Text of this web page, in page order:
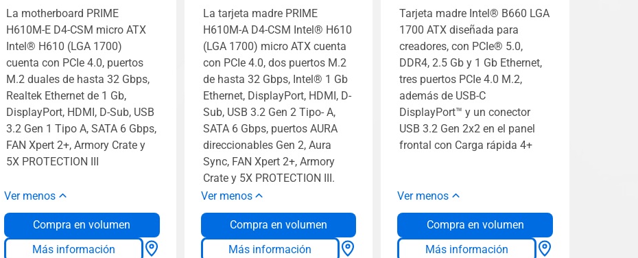
La motherboard PRIME
H610M-E D4-CSM micro ATX
Intel® H610 (LGA 1700)
cuenta con PCIe 4.0, puertos
M.2 duales de hasta 32 Gbps,
Realtek Ethernet de 1 Gb,
DisplayPort, HDMI, D-Sub, USB
3.2 Gen 1 Tipo A, SATA 6 Gbps,
FAN Xpert 2+, Armory Crate y
5X PROTECTION III
Ver menos
Compra en volumen
Más información
La tarjeta madre PRIME
H610M-A D4-CSM Intel® H610
(LGA 1700) micro ATX cuenta
con PCIe 4.0, dos puertos M.2
de hasta 32 Gbps, Intel® 1 Gb
Ethernet, DisplayPort, HDMI, D-
Sub, USB 3.2 Gen 2 Tipo- A,
SATA 6 Gbps, puertos AURA
direccionables Gen 2, Aura
Sync, FAN Xpert 2+, Armory
Crate y 5X PROTECTION III.
Ver menos
Compra en volumen
Más información
Tarjeta madre Intel® B660 LGA
1700 ATX diseñada para
creadores, con PCIe® 5.0,
DDR4, 2.5 Gb y 1 Gb Ethernet,
tres puertos PCIe 4.0 M.2,
además de USB-C
DisplayPort™ y un conector
USB 3.2 Gen 2x2 en el panel
frontal con Carga rápida 4+
Ver menos
Compra en volumen
Más información